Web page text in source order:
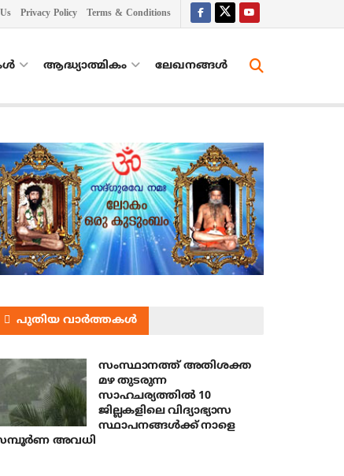
Privacy Policy Terms & Conditions
ആദ്ധ്യാത്മികം ലേഖനങ്ങള്‍
പുതിയ വാർത്തകൾ
സംസ്ഥാനത്ത് അതിശക്ത
മഴ തുടരുന്ന
സാഹചര്യത്തിൽ 10
ജില്ലകളിലെ വിദ്യാഭ്യാസ
സ്ഥാപനങ്ങൾക്ക് നാളെ
അവധി